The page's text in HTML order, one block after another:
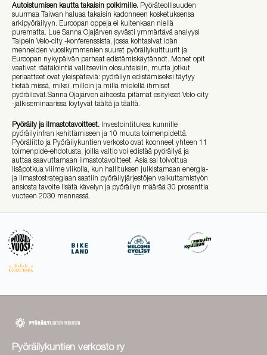
Autoistumisen kautta takaisin polkimille. Pyöräteollisuuden
suurmaa Taiwan haluaa takaisin kadonneen kosketuksensa
arkipyöräilyyn. Euroopan oppeja ei kuitenkaan niellä
purematta. Lue Sanna Ojajärven syvästi ymmärtävä analyysi
Taipein Velo-city -konferenssista, jossa kohtasivat idän
menneiden vuosikymmenien suuret pyöräilykulttuurit ja
Euroopan nykypäivän parhaat edistämiskäytännöt. Monet opit
vaativat räätälöintiä vallitseviin olosuhteisiin, mutta jotkut
periaatteet ovat yleispäteviä: pyöräilyn edistämiseksi täytyy
tietää missä, miksi, milloin ja millä mielellä ihmiset
pyöräilevät.Sanna Ojajärven aiheesta pitämät esitykset Velo-city
-jälkiseminaarissa löytyvät täältä ja täältä.
Pyöräily ja ilmastotavoitteet. Investointitukea kunnille
pyöräilyinfran kehittämiseen ja 10 muuta toimenpidettä.
Pyöräliitto ja Pyöräilykuntien verkosto ovat koonneet yhteen 11
toimenpide-ehdotusta, joilla valtio voi edistää pyöräilyä ja
auttaa saavuttamaan ilmastotavoitteet. Asia sai toivottua
lisäpotkua viiime viikolla, kun hallituksen julkistamaan energia-
ja ilmastostrategiaan saatiin pyöräilyjärjestöjen vaikuttamistyön
ansiosta tavoite lisätä kävelyn ja pyöräilyn määrää 30 prosenttia
vuoteen 2030 mennessä.
Pyöräilykuntien verkosto ry